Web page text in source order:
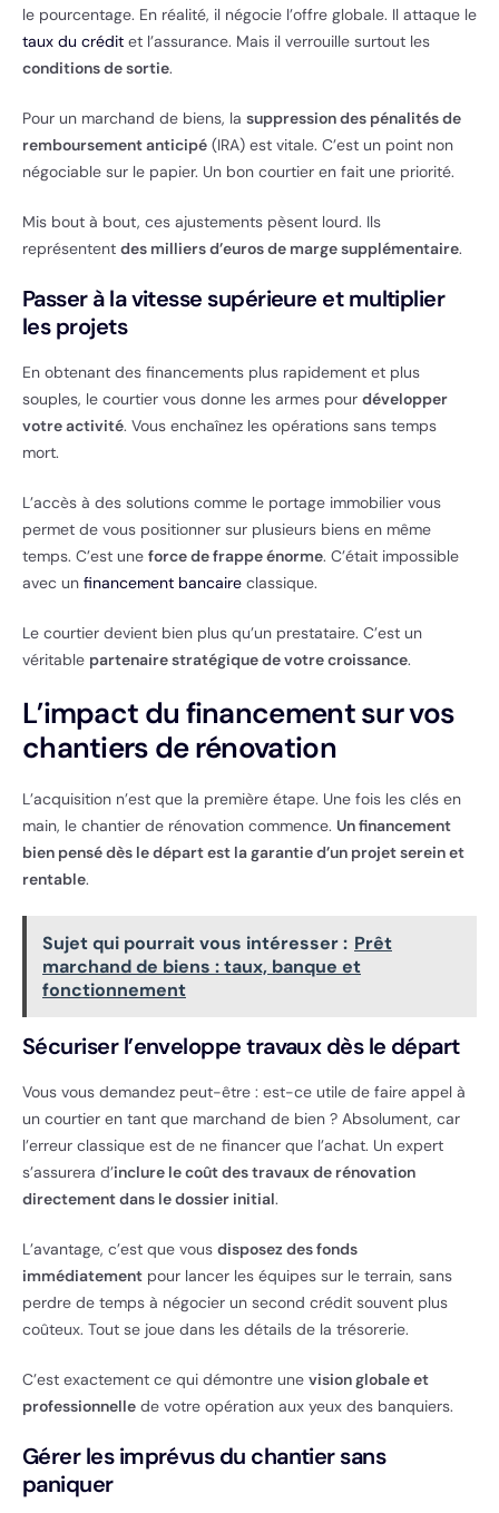
le pourcentage. En réalité, il négocie l’offre globale. Il attaque le
taux du crédit et l’assurance. Mais il verrouille surtout les
conditions de sortie.
Pour un marchand de biens, la suppression des pénalités de
remboursement anticipé (IRA) est vitale. C’est un point non
négociable sur le papier. Un bon courtier en fait une priorité.
Mis bout à bout, ces ajustements pèsent lourd. Ils
représentent des milliers d’euros de marge supplémentaire.
Passer à la vitesse supérieure et multiplier
les projets
En obtenant des financements plus rapidement et plus
souples, le courtier vous donne les armes pour développer
votre activité. Vous enchaînez les opérations sans temps
mort.
L’accès à des solutions comme le portage immobilier vous
permet de vous positionner sur plusieurs biens en même
temps. C’est une force de frappe énorme. C’était impossible
avec un financement bancaire classique.
Le courtier devient bien plus qu’un prestataire. C’est un
véritable partenaire stratégique de votre croissance.
L’impact du financement sur vos
chantiers de rénovation
L’acquisition n’est que la première étape. Une fois les clés en
main, le chantier de rénovation commence. Un financement
bien pensé dès le départ est la garantie d’un projet serein et
rentable.
Sujet qui pourrait vous intéresser : Prêt
marchand de biens : taux, banque et
fonctionnement
Sécuriser l’enveloppe travaux dès le départ
Vous vous demandez peut-être : est-ce utile de faire appel à
un courtier en tant que marchand de bien ? Absolument, car
l’erreur classique est de ne financer que l’achat. Un expert
s’assurera d’inclure le coût des travaux de rénovation
directement dans le dossier initial.
L’avantage, c’est que vous disposez des fonds
immédiatement pour lancer les équipes sur le terrain, sans
perdre de temps à négocier un second crédit souvent plus
coûteux. Tout se joue dans les détails de la trésorerie.
C’est exactement ce qui démontre une vision globale et
professionnelle de votre opération aux yeux des banquiers.
Gérer les imprévus du chantier sans
paniquer